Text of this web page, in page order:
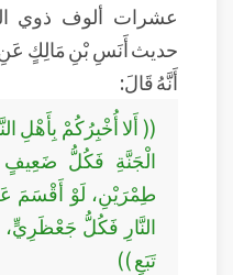
عشرات ألوف ذوي
حديث أَنَسِ بْنِ مَالِكٍ عَنِ
أَنَّهُ قَالَ:
(( أَلا أُخْبِرُكُمْ بِأَهْلِ
الْجَنَّةِ فَكُلُّ
طِمْرَيْنِ، لَوْ أَقْسَمَ
النَّارِ فَكُلُّ
تَبَعٍ ))